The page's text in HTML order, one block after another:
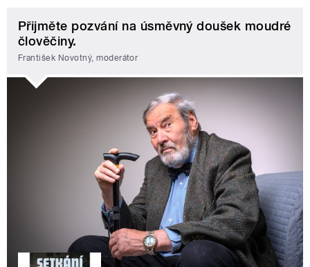
Přijměte pozvání na úsměvný doušek moudré
člověčiny.
František Novotný, moderátor